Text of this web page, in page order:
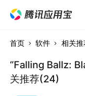
首页 软件 相关推
“Falling Ballz:
关推荐(24)